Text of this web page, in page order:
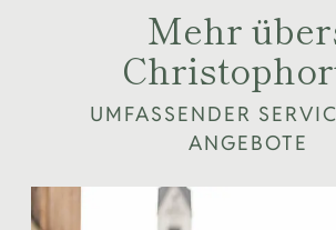
Mehr
UMFASSENDER
ANGEBOTE